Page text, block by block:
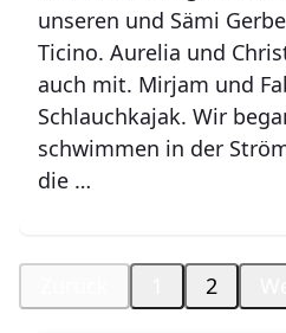
unseren und Sämi
Ticino. Aurelia und
auch mit. Mirjam und
Schlauchkajak. Wir
schwimmen in der
die …
2